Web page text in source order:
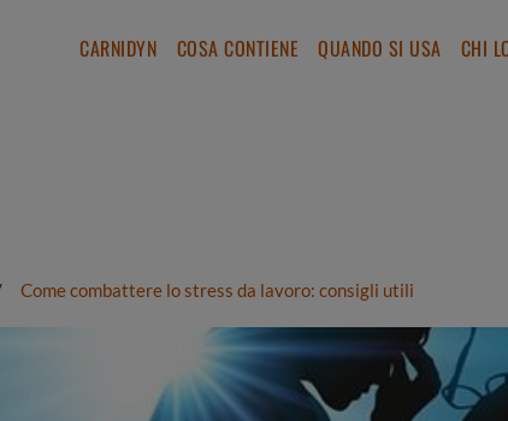
CARNIDYN COSA CONTIENE QUANDO SI USA CHI
Come combattere lo stress da lavoro: consigli utili